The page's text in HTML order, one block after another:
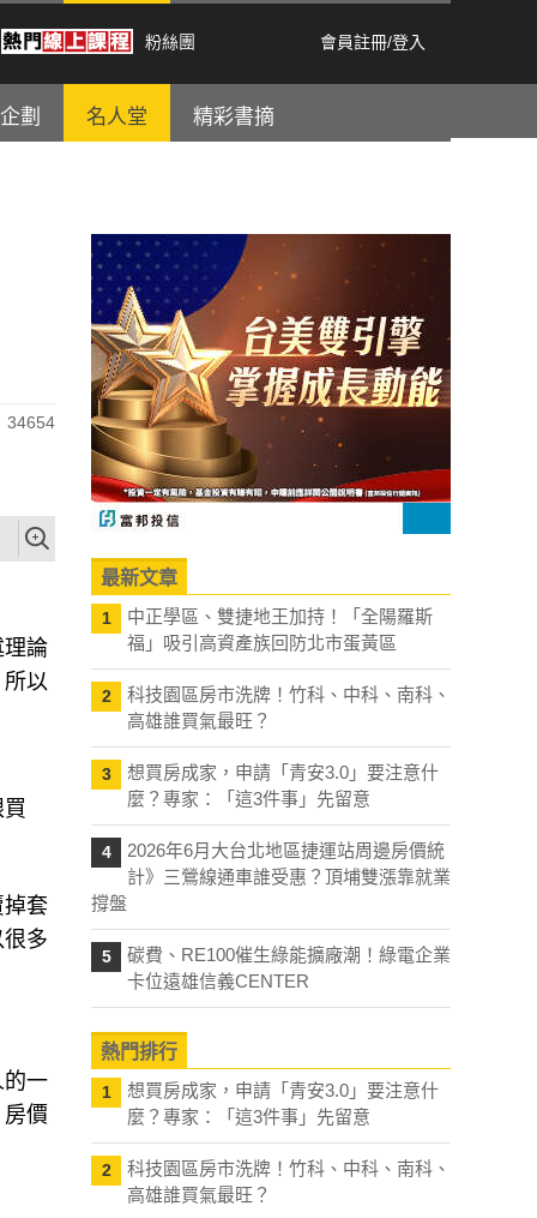
粉絲團 會員註冊/登入
劃 名人堂 精彩書摘
34654
理論
以
掉套
多
的一
價
最新文章
1
中正學區、雙捷地王加持！「全陽羅斯
福」吸引高資產族回防北市蛋黃區
2
科技園區房市洗牌！竹科、中科、南科、
高雄誰買氣最旺？
3
想買房成家，申請「青安3.0」要注意什
麼？專家：「這3件事」先留意
4
2026年6月大台北地區捷運站周邊房價統
計》三鶯線通車誰受惠？頂埔雙漲靠就業
撐盤
5
碳費、RE100催生綠能擴廠潮！綠電企業
卡位遠雄信義CENTER
熱門排行
1
想買房成家，申請「青安3.0」要注意什
麼？專家：「這3件事」先留意
2
科技園區房市洗牌！竹科、中科、南科、
高雄誰買氣最旺？